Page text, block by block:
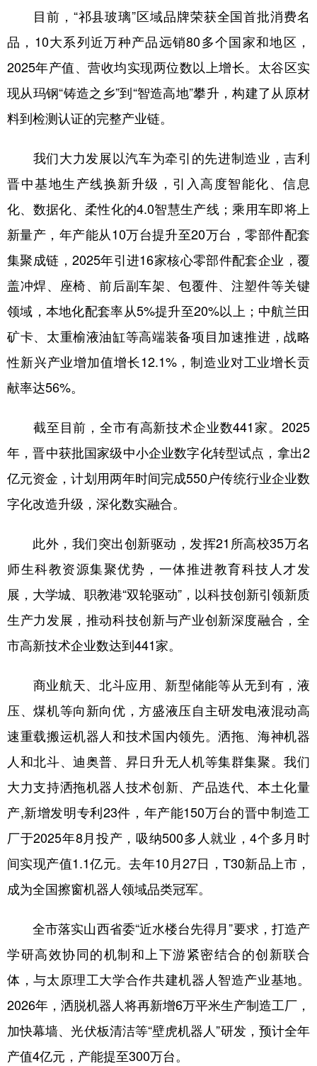
目前，“祁县玻璃”区域品牌荣获全国首批消费名
品，10大系列近万种产品远销80多个国家和地区，
2025年产值、营收均实现两位数以上增长。太谷区实
现从玛钢“铸造之乡”到“智造高地”攀升，构建了从原材
料到检测认证的完整产业链。
我们大力发展以汽车为牵引的先进制造业，吉利
晋中基地生产线换新升级，引入高度智能化、信息
化、数据化、柔性化的4.0智慧生产线；乘用车即将上
新量产，年产能从10万台提升至20万台，零部件配套
集聚成链，2025年引进16家核心零部件配套企业，覆
盖冲焊、座椅、前后副车架、包覆件、注塑件等关键
领域，本地化配套率从5%提升至20%以上；中航兰田
矿卡、太重榆液油缸等高端装备项目加速推进，战略
性新兴产业增加值增长12.1%，制造业对工业增长贡
献率达56%。
截至目前，全市有高新技术企业数441家。2025
年，晋中获批国家级中小企业数字化转型试点，拿出2
亿元资金，计划用两年时间完成550户传统行业企业数
字化改造升级，深化数实融合。
此外，我们突出创新驱动，发挥21所高校35万名
师生科教资源集聚优势，一体推进教育科技人才发
展，大学城、职教港“双轮驱动”，以科技创新引领新质
生产力发展，推动科技创新与产业创新深度融合，全
市高新技术企业数达到441家。
商业航天、北斗应用、新型储能等从无到有，液
压、煤机等向新向优，方盛液压自主研发电液混动高
速重载搬运机器人和技术国内领先。洒拖、海神机器
人和北斗、迪奥普、昇日升无人机等集群集聚。我们
大力支持洒拖机器人技术创新、产品迭代、本土化量
产,新增发明专利23件，年产能150万台的晋中制造工
厂于2025年8月投产，吸纳500多人就业，4个多月时
间实现产值1.1亿元。去年10月27日，T30新品上市，
成为全国擦窗机器人领域品类冠军。
全市落实山西省委“近水楼台先得月”要求，打造产
学研高效协同的机制和上下游紧密结合的创新联合
体，与太原理工大学合作共建机器人智造产业基地。
2026年，洒脱机器人将再新增6万平米生产制造工厂，
加快幕墙、光伏板清洁等“壁虎机器人”研发，预计全年
产值4亿元，产能提至300万台。